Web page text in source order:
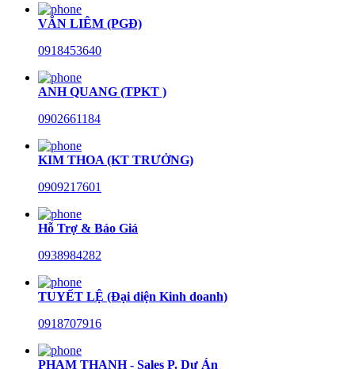
VĂN LIÊM (PGĐ)
0918453640
ANH QUANG (TPKT )
0902661184
KIM THOA (KT TRƯỞNG)
0909217601
Hỗ Trợ & Báo Giá
0938984282
TUYẾT LỆ (Đại diện Kinh doanh)
0918707916
PHẠM THANH - Sales P. Dự Án